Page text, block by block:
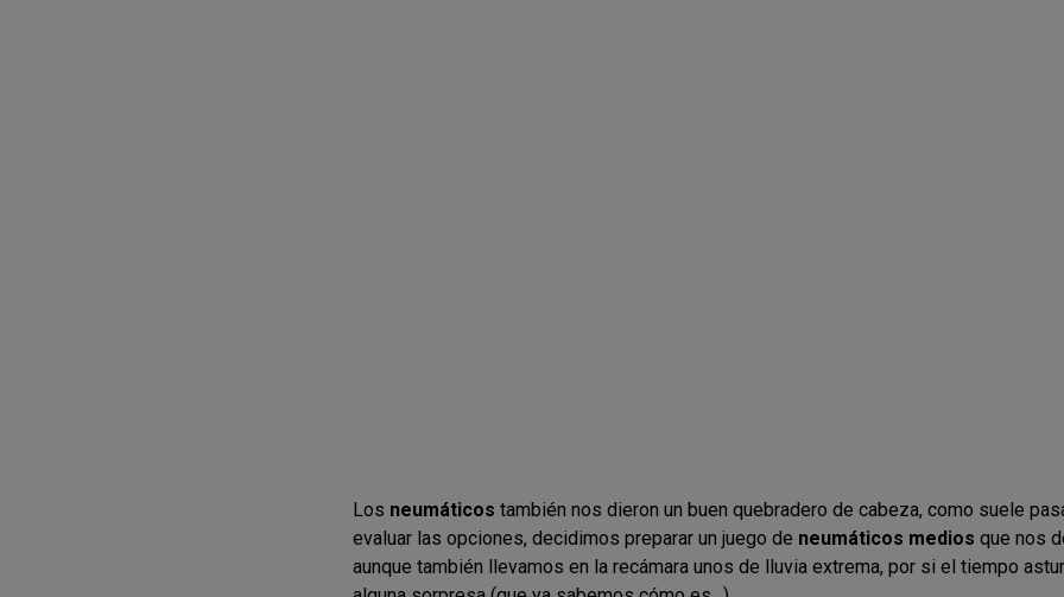
Los neumáticos también nos dieron un buen quebradero de cabeza, como suele
evaluar las opciones, decidimos preparar un juego de neumáticos medios que nos
aunque también llevamos en la recámara unos de lluvia extrema, por si el tiempo